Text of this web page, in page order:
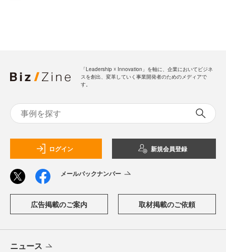
「Leadership ☓ Innovation」を軸に、企業においてビジネ
スを創出、変革していく事業開発者のためのメディアで
す。
ログイン 新規会員登録
メールバックナンバー
広告掲載のご案内 取材掲載のご依頼
ニュース